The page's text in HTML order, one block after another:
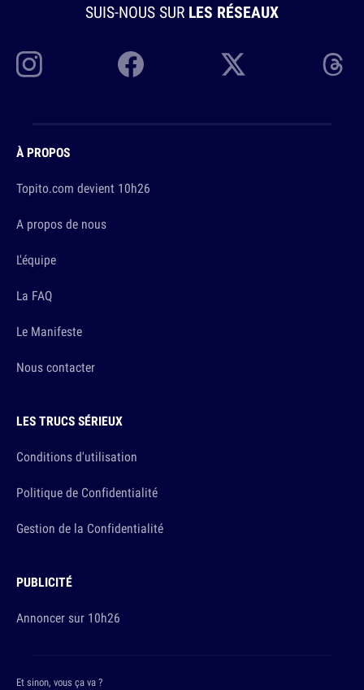
SUIS-NOUS SUR LES RÉSEAUX
À PROPOS
Topito.com devient 10h26
A propos de nous
L'équipe
La FAQ
Le Manifeste
Nous contacter
LES TRUCS SÉRIEUX
Conditions d'utilisation
Politique de Confidentialité
Gestion de la Confidentialité
PUBLICITÉ
Annoncer sur 10h26
Et sinon, vous ça va ?